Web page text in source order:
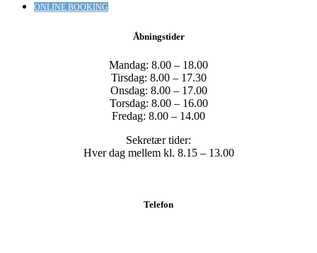
ONLINE BOOKING
Åbningstider
Mandag: 8.00 – 18.00
Tirsdag: 8.00 – 17.30
Onsdag: 8.00 – 17.00
Torsdag: 8.00 – 16.00
Fredag: 8.00 – 14.00
Sekretær tider:
Hver dag mellem kl. 8.15 – 13.00
Telefon